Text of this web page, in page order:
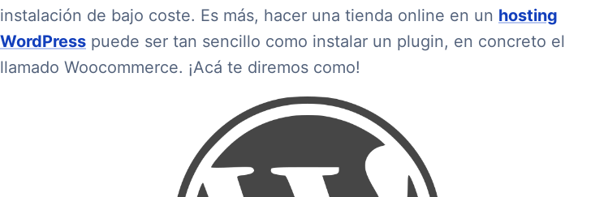
instalación de bajo coste. Es más, hacer una tienda online en un hosting
WordPress puede ser tan sencillo como instalar un plugin, en concreto el
llamado Woocommerce. ¡Acá te diremos como!